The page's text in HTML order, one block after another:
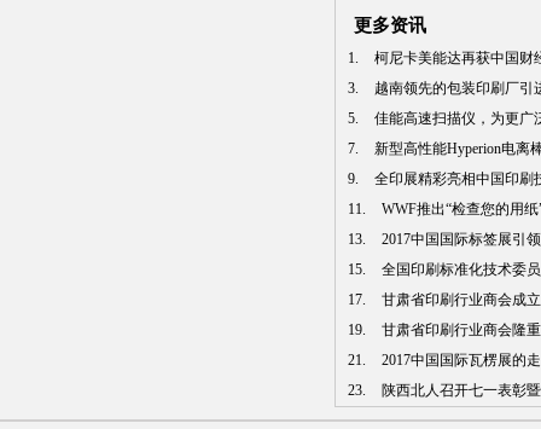
更多资讯
1.
柯尼卡美能达再获中国财
3.
越南领先的包装印刷厂引
5.
佳能高速扫描仪，为更广
7.
新型高性能Hyperion电离
9.
全印展精彩亮相中国印刷
11.
WWF推出“检查您的用纸
13.
2017中国国际标签展引
15.
全国印刷标准化技术委
17.
甘肃省印刷行业商会成
19.
甘肃省印刷行业商会隆
21.
2017中国国际瓦楞展的
23.
陕西北人召开七一表彰